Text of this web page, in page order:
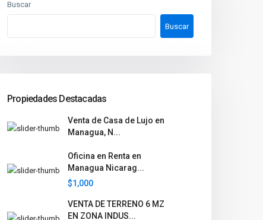
Buscar
Buscar
Propiedades Destacadas
Venta de Casa de Lujo en
Managua, N...
Oficina en Renta en
Managua Nicarag...
$1,000
VENTA DE TERRENO 6 MZ
EN ZONA INDUS...